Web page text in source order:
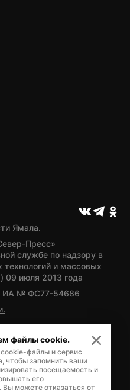
Ямала.
Пресс»
службе по надзору в
и массовых
09 июля 2013 года
ИА № ФС77-54686
политики Ямало-
файлы cookie.
файлы и сервис
чтобы запомнить ваши
посещаемость и
его
Вы можете отказаться от